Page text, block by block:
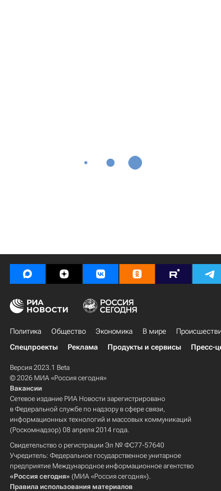
Политика Общество Экономика В мире
Спецпроекты
Реклама Продукты и сервисы Пресс-
Версия 2023.1 Beta
© 2026 МИА «Россия сегодня»
Вакансии
Сетевое издание РИА Новости зарегистрировано
в Федеральной службе по надзору в сфере связи,
информационных технологий и массовых коммуникаций
(Роскомнадзор) 08 апреля 2014 года.
Свидетельство о регистрации Эл № ФС77-57640
Учредитель: Федеральное государственное унитарное
предприятие Международное информационное агентство
«Россия сегодня» (МИА «Россия сегодня»).
Правила использования материалов